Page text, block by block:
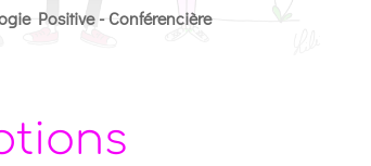
Positive - Conférencière